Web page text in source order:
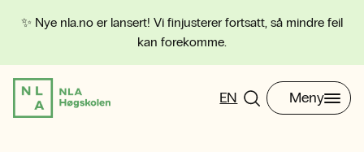
✨ Nye nla.no er lansert! Vi finjusterer fortsatt, så mindre feil
kan forekomme.
EN Meny